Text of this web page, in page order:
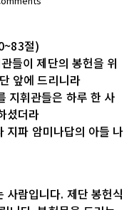
절)
들이 제단의 봉헌을 위
앞에 드리니라
지휘관들은 하루 한 사
셨더라
지파 암미나답의 아들 나
사람입니다. 제단 봉헌식